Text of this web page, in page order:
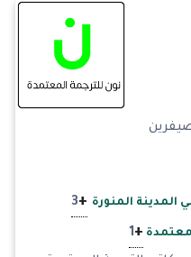
المنورة +
3
معتمدة +
1